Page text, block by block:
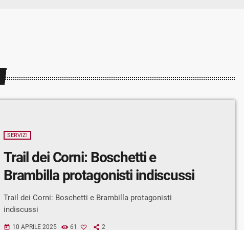
SERVIZI
Trail dei Corni: Boschetti e
Brambilla protagonisti indiscussi
Trail dei Corni: Boschetti e Brambilla protagonisti
indiscussi
today 10 APRILE 2025 61 2